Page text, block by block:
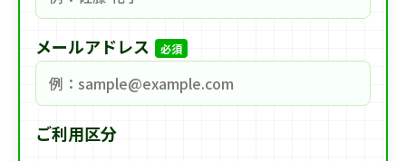
メールアドレス 必須
ご利用区分